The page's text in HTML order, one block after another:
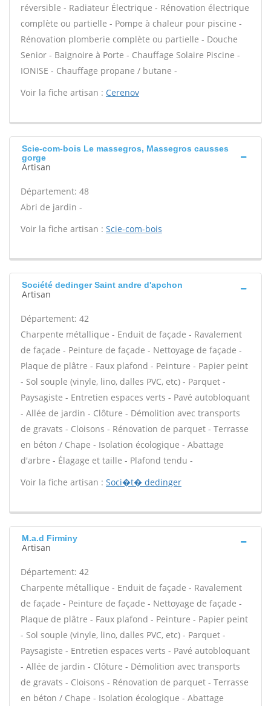
réversible - Radiateur Électrique - Rénovation électrique
complète ou partielle - Pompe à chaleur pour piscine -
Rénovation plomberie complète ou partielle - Douche
Senior - Baignoire à Porte - Chauffage Solaire Piscine -
IONISE - Chauffage propane / butane -
Voir la fiche artisan : Cerenov
Scie-com-bois Le massegros, Massegros causses
gorge
Artisan
Département: 48
Abri de jardin -
Voir la fiche artisan : Scie-com-bois
Société dedinger Saint andre d'apchon
Artisan
Département: 42
Charpente métallique - Enduit de façade - Ravalement
de façade - Peinture de façade - Nettoyage de façade -
Plaque de plâtre - Faux plafond - Peinture - Papier peint
- Sol souple (vinyle, lino, dalles PVC, etc) - Parquet -
Paysagiste - Entretien espaces verts - Pavé autobloquant
- Allée de jardin - Clôture - Démolition avec transports
de gravats - Cloisons - Rénovation de parquet - Terrasse
en béton / Chape - Isolation écologique - Abattage
d'arbre - Élagage et taille - Plafond tendu -
Voir la fiche artisan : Soci�t� dedinger
M.a.d Firminy
Artisan
Département: 42
Charpente métallique - Enduit de façade - Ravalement
de façade - Peinture de façade - Nettoyage de façade -
Plaque de plâtre - Faux plafond - Peinture - Papier peint
- Sol souple (vinyle, lino, dalles PVC, etc) - Parquet -
Paysagiste - Entretien espaces verts - Pavé autobloquant
- Allée de jardin - Clôture - Démolition avec transports
de gravats - Cloisons - Rénovation de parquet - Terrasse
en béton / Chape - Isolation écologique - Abattage